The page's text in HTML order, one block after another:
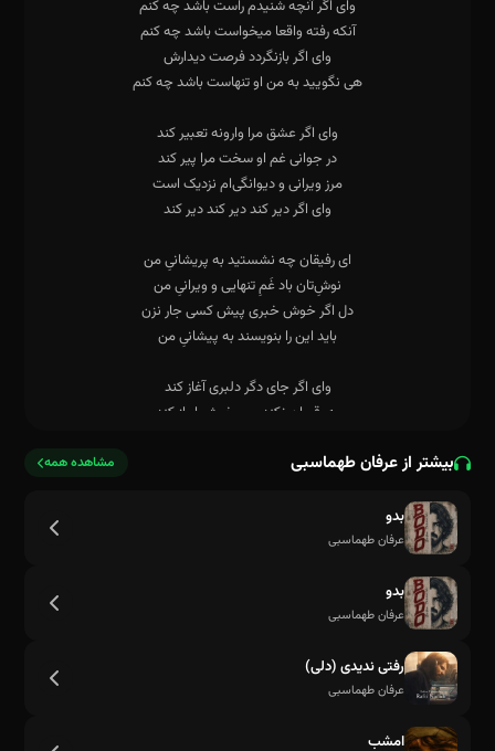
برود ناز کند ناز کند ناز کندبیشتر از عرفان طهماسبی مشاهده همه
بدو
عرفان طهماسبی
بدو
عرفان طهماسبی
رفتی ندیدی (دلی)
عرفان طهماسبی
امشب